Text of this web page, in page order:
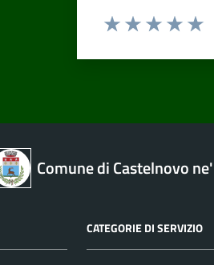
Comune di Castelnovo
CATEGORIE DI SERVIZIO